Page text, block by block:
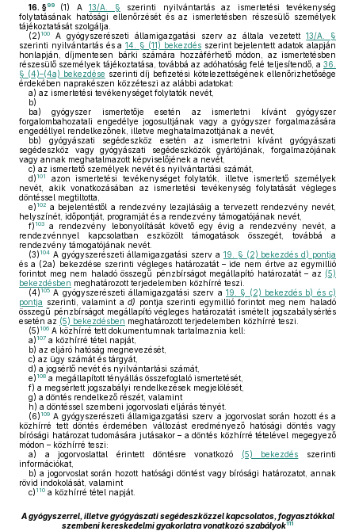
16. §99 (1) A13/A. § szerinti nyilvántartás az ismertetési tevékenység
folytatásának hatósági ellenőrzését és az ismertetésben részesülő személyek
tájékoztatását szolgálja.
(2) 100 A gyógyszerészeti államigazgatási szerv az általa vezetett13/A. §
szerinti nyilvántartás és a14. § (11) bekezdésszerint bejelentett adatok alapján
honlapján, díjmentesen bárki számára hozzáférhető módon, az ismertetésben
részesülő személyek tájékoztatása, továbbá az adóhatóság felé teljesítendő, a 36.
§ (4)–(4a) bekezdése szerinti díj befizetési kötelezettségének ellenőrizhetősége
érdekében naprakészen közzéteszi az alábbi adatokat:
a) az ismertetési tevékenységet folytatók nevét,
b)
ba) gyógyszer ismertetője esetén az ismertetni kívánt gyógyszer
forgalombahozatali engedélye jogosultjának vagy a gyógyszer forgalmazására
engedéllyel rendelkezőnek, illetve meghatalmazottjának a nevét,
bb) gyógyászati segédeszköz esetén az ismertetni kívánt gyógyászati
segédeszköz vagy gyógyászati segédeszközök gyártójának, forgalmazójának
vagy annak meghatalmazott képviselőjének a nevét,
c) az ismertető személyek nevét és nyilvántartási számát,
d) 101
azon ismertetési tevékenységet folytatók, illetve ismertető személyek
nevét, akik vonatkozásában az ismertetési tevékenység folytatását végleges
döntéssel megtiltotta,
e) 102 a bejelentéstől a rendezvény lezajlásáig a tervezett rendezvény nevét,
helyszínét, időpontját, programját és a rendezvény támogatójának nevét,
f) 103
a rendezvény lebonyolítását követő egy évig a rendezvény nevét, a
rendezvénnyel kapcsolatban eszközölt támogatások összegét, továbbá a
rendezvény támogatójának nevét.
(3) 104 A gyógyszerészeti államigazgatási szerv a 19. § (2) bekezdés d) pontja
és a (2a) bekezdése szerinti végleges határozatát – ide nem értve az egymillió
forintot meg nem haladó összegű pénzbírságot megállapító határozatát – az (5)
bekezdésben meghatározott terjedelemben közhírré teszi.
(4) 105 A gyógyszerészeti államigazgatási szerv a 19. § (2) bekezdés b) és c)
pontja szerinti, valamint ad) pontja szerinti egymillió forintot meg nem haladó
összegű pénzbírságot megállapító végleges határozatát ismételt jogszabálysértés
esetén az (5) bekezdésben meghatározott terjedelemben közhírré teszi.
(5) 106 A közhírré tett dokumentumnak tartalmaznia kell:
a) 107 a közhírré tétel napját,
b) az eljáró hatóság megnevezését,
c) az ügy számát és tárgyát,
d) a jogsértő nevét és nyilvántartási számát,
e) 108 a megállapított tényállás összefoglaló ismertetését,
f) a megsértett jogszabályi rendelkezések megjelölését,
g) a döntés rendelkező részét, valamint
h) a döntéssel szembeni jogorvoslati eljárás tényét.
(6) 109 A gyógyszerészeti államigazgatási szerv a jogorvoslat során hozott és a
közhírré tett döntés érdemében változást eredményező hatósági döntés vagy
bírósági határozat tudomására jutásakor – a döntés közhírré tételével megegyező
módon – közhírré teszi:
a) a jogorvoslattal érintett döntésre vonatkozó (5) bekezdés szerinti
információkat,
b) a jogorvoslat során hozott hatósági döntést vagy bírósági határozatot, annak
rövid indokolását, valamint
c) 110 a közhírré tétel napját.
A gyógyszerrel, illetve gyógyászati segédeszközzel kapcsolatos, fogyasztókkal
szembeni kereskedelmi gyakorlatra vonatkozó szabályok111